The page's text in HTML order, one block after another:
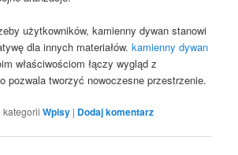
użytkowników, kamienny dywan stanowi
dla innych materiałów.kamienny dywan
właściwościom łączy wygląd z
pozwala tworzyć nowoczesne przestrzenie.
kategorii Wpisy | Dodaj komentarz